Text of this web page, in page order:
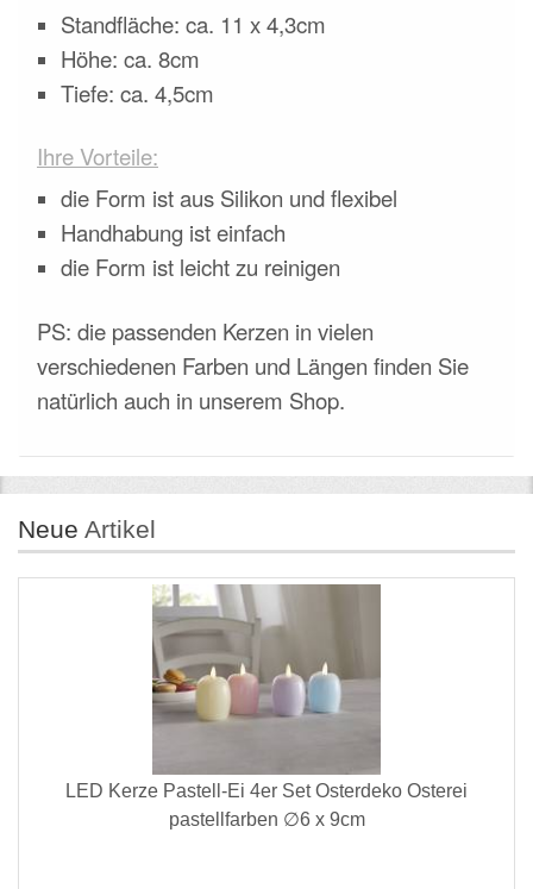
Standfläche: ca. 11 x 4,3cm
Höhe: ca. 8cm
Tiefe: ca. 4,5cm
Ihre Vorteile:
die Form ist aus Silikon und flexibel
Handhabung ist einfach
die Form ist leicht zu reinigen
PS: die passenden Kerzen in vielen
verschiedenen Farben und Längen finden Sie
natürlich auch in unserem Shop.
Neue Artikel
LED Kerze Pastell-Ei 4er Set Osterdeko Osterei
pastellfarben ∅6 x 9cm